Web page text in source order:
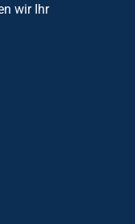
wir Ihr